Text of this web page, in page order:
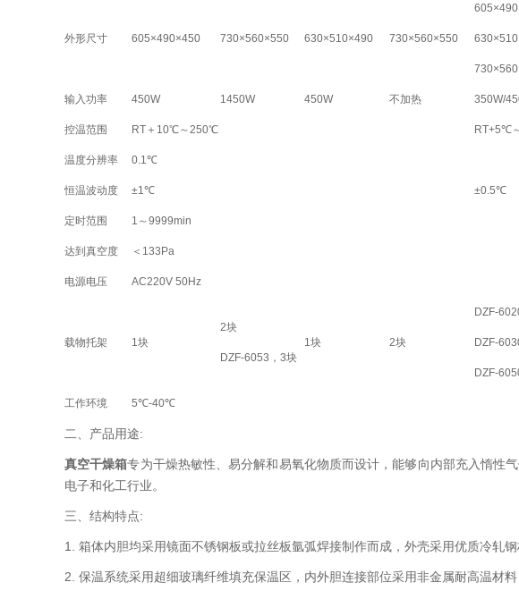
外形尺寸 605×490×450 730×560×550 630×510×490 730×560×550
输入功率 450W 1450W 450W 不加热 350W/
控温范围 RT ＋10℃～250℃ RT+5℃
温度分辨率 0.1℃
恒温波动度 ±1℃ ±0.5℃
定时范围 1 ～9999min
达到真空度 ＜133Pa
电源电压 AC220V 50Hz
载物托架 1块
2块
DZF-6053 ，3块
1块 2块
DZF-
DZF-
DZF-
工作环境 5℃-40℃
二、产品用途:
真空干燥箱专为干燥热敏性、易分解和易氧化物质而设计，能够向内部充入惰性
电子和化工行业。
三、结构特点:
1. 箱体内胆均采用镜面不锈钢板或拉丝板氩弧焊接制作而成，外壳采用优质冷轧钢
2. 保温系统采用超细玻璃纤维填充保温区，内外胆连接部位采用非金属耐高温材料